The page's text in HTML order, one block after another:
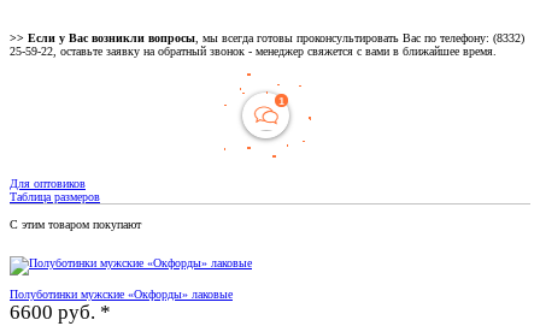
>> Если у Вас возникли вопросы, мы всегда готовы проконсультировать Вас по телефону: (8332)
25-59-22, оставьте заявку на обратный звонок - менеджер свяжется с вами в ближайшее время.
Для оптовиков
Таблица размеров
С этим товаром покупают
Полуботинки мужские «Окфорды» лаковые
6600 руб. *